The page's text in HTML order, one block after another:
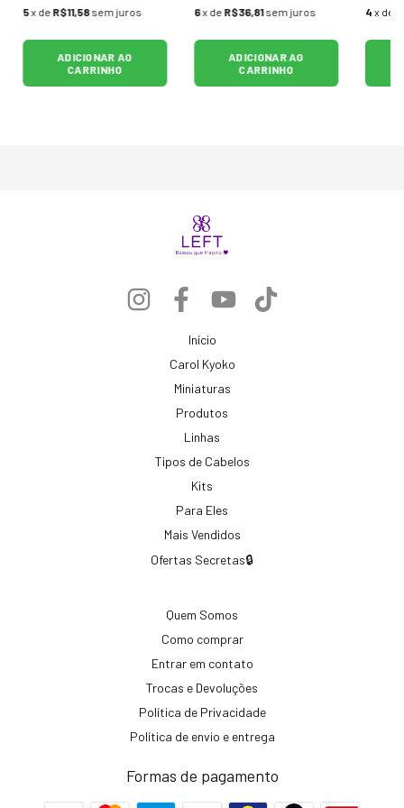
5x de R$11,58 sem juros
ADICIONAR AO
CARRINHO
6x de R$36,81sem juros
ADICIONAR AO
CARRINHO
4 x de
Início
Carol Kyoko
Miniaturas
Produtos
Linhas
Tipos de Cabelos
Kits
Para Eles
Mais Vendidos
Ofertas Secretas🔒
Quem Somos
Como comprar
Entrar em contato
Trocas e Devoluções
Política de Privacidade
Política de envio e entrega
Formas de pagamento